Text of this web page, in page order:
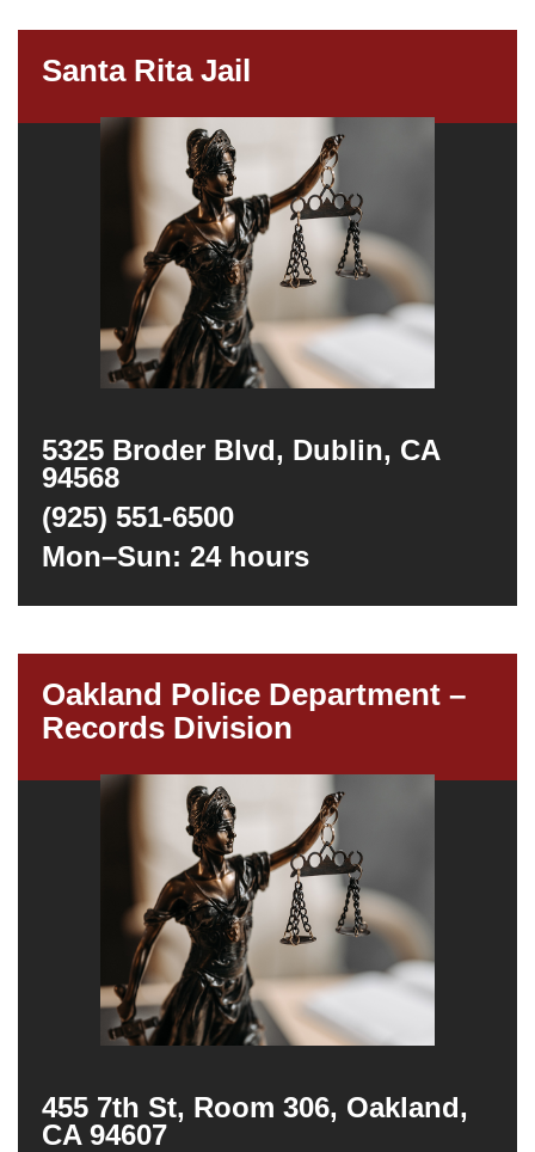
Santa Rita Jail
5325 Broder Blvd, Dublin, CA
94568
(925) 551-6500
Mon–Sun: 24 hours
Oakland Police Department –
Records Division
455 7th St, Room 306, Oakland,
CA 94607